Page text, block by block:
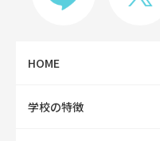
HOME
学校の特徴